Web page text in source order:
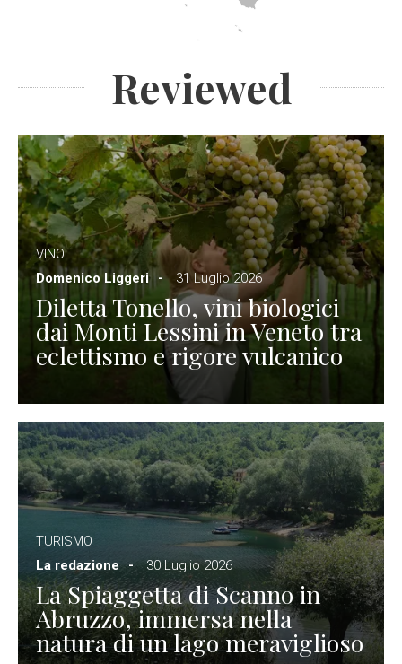
Reviewed
VINO
Domenico Liggeri
31 Luglio 2026
Diletta Tonello, vini biologici
dai Monti Lessini in Veneto tra
eclettismo e rigore vulcanico
TURISMO
La redazione
30 Luglio 2026
La Spiaggetta di Scanno in
Abruzzo, immersa nella
natura di un lago meraviglioso